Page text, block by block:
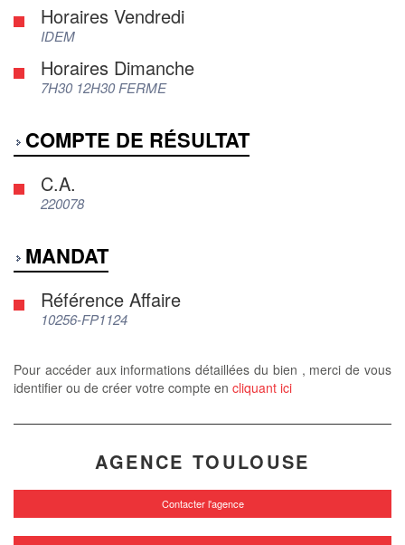
Horaires Vendredi
IDEM
Horaires Dimanche
7H30 12H30 FERME
COMPTE DE RÉSULTAT
C.A.
220078
MANDAT
Référence Affaire
10256-FP1124
Pour accéder aux informations détaillées du bien , merci de vous
identifier ou de créer votre compte en cliquant ici
AGENCE TOULOUSE
Contacter l'agence